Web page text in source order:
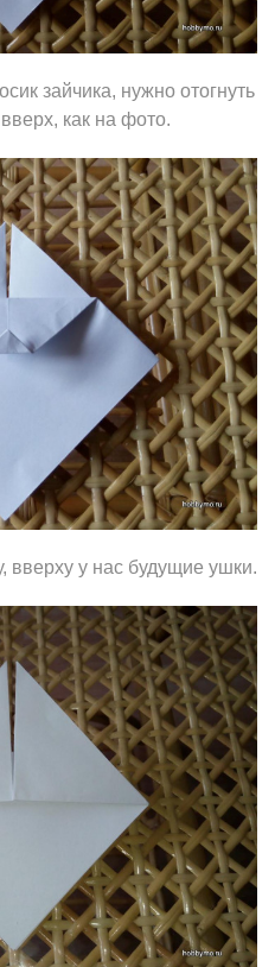
зайчика, нужно отогнуть
как на фото.
вверху у нас будущие ушки.